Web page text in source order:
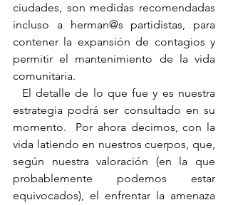
ciudades, son medidas recomendadas
incluso a herman@s partidistas, para
contener la expansión de contagios y
permitir el mantenimiento de la vida
comunitaria.
estrategia podrá ser consultado en su
momento.  Por ahora decimos, con la
vida latiendo en nuestros cuerpos, que,
según nuestra valoración (en la que
probablemente podemos estar
equivocados), el enfrentar la amenaza